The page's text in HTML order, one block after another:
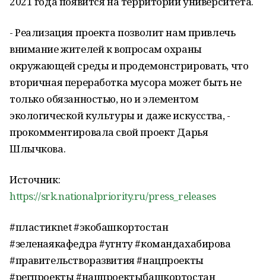
- Реализация проекта позволит нам привлечь
внимание жителей к вопросам охраны
окружающей среды и продемонстрировать, что
вторичная переработка мусора может быть не
только обязанностью, но и элементом
экологической культуры и даже искусства, -
прокомментировала свой проект Дарья
Шлычкова.
Источник:
https://srk.nationalpriority.ru/press_releases
#пластикnet #экобашкортостан
#зеленаякафедра #угнту #командахабирова
#правительстворазвития #нацпроекты
#регпроекты #нацпроектыбашкортостан